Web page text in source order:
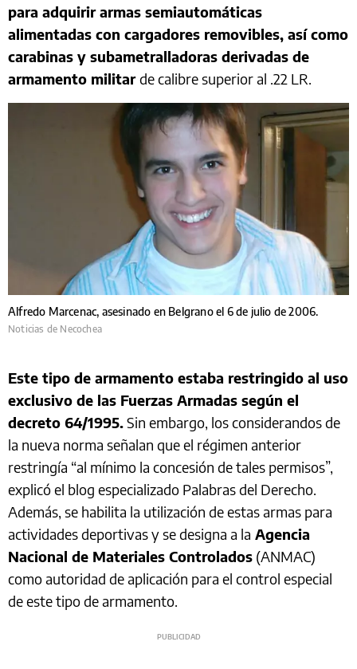
para adquirir armas semiautomáticas
alimentadas con cargadores removibles, así como
carabinas y subametralladoras derivadas de
armamento militarde calibre superior al .22 LR.
Alfredo Marcenac, asesinado en Belgrano el 6 de julio de 2006.
Noticias de Necochea
Este tipo de armamento estaba restringido al uso
exclusivo de las Fuerzas Armadas según el
decreto 64/1995.Sin embargo, los considerandos de
la nueva norma señalan que el régimen anterior
restringía “al mínimo la concesión de tales permisos”,
explicó el blog especializado Palabras del Derecho.
Además, se habilita la utilización de estas armas para
actividades deportivas y se designa a la Agencia
Nacional de Materiales Controlados (ANMAC)
como autoridad de aplicación para el control especial
de este tipo de armamento.